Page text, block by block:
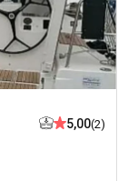
5,00(2)